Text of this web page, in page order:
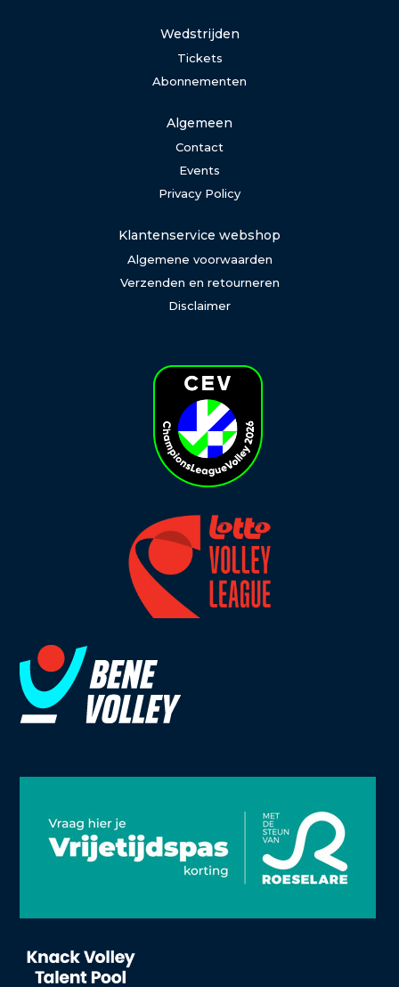
Wedstrijden
Tickets
Abonnementen
Algemeen
Contact
Events
Privacy Policy
Klantenservice webshop
Algemene voorwaarden
Verzenden en retourneren
Disclaimer